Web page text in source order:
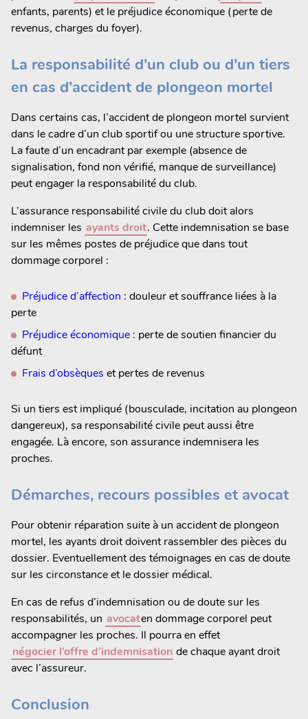
enfants, parents) et le préjudice économique (perte de
revenus, charges du foyer).
La responsabilité d’un club ou d’un tiers
en cas d’accident de plongeon mortel
Dans certains cas, l’accident de plongeon mortel survient
dans le cadre d’un club sportif ou une structure sportive.
La faute d’un encadrant par exemple (absence de
signalisation, fond non vérifié, manque de surveillance)
peut engager la responsabilité du club.
L’assurance responsabilité civile du club doit alors
indemniser les ayants droit. Cette indemnisation se base
sur les mêmes postes de préjudice que dans tout
dommage corporel :
Préjudice d’affection : douleur et souffrance liées à la
perte
Préjudice économique : perte de soutien financier du
défunt
Frais d’obsèques et pertes de revenus
Si un tiers est impliqué (bousculade, incitation au plongeon
dangereux), sa responsabilité civile peut aussi être
engagée. Là encore, son assurance indemnisera les
proches.
Démarches, recours possibles et avocat
Pour obtenir réparation suite à un accident de plongeon
mortel, les ayants droit doivent rassembler des pièces du
dossier. Eventuellement des témoignages en cas de doute
sur les circonstance et le dossier médical.
En cas de refus d’indemnisation ou de doute sur les
responsabilités, un avocaten dommage corporel peut
accompagner les proches. Il pourra en effet
négocier l’offre d’indemnisation de chaque ayant droit
avec l’assureur.
Conclusion